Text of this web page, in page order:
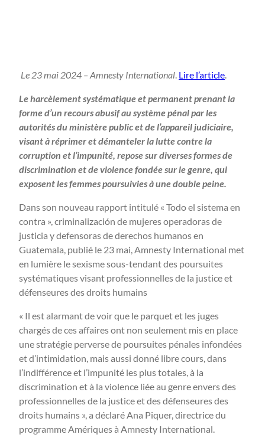
Le 23 mai 2024 – Amnesty International Lire l’article
Le harcèlement systématique et permanent prenant la
forme d’un recours abusif au système pénal par les
autorités du ministère public et de l’appareil judiciaire,
visant à réprimer et démanteler la lutte contre la
corruption et l’impunité, repose sur diverses formes de
discrimination et de violence fondée sur le genre, qui
exposent les femmes poursuivies à une double peine.
Dans son nouveau rapport intitulé « Todo el sistema en
contra », criminalización de mujeres operadoras de
justicia y defensoras de derechos humanos en
Guatemala, publié le 23 mai, Amnesty International met
en lumière le sexisme sous-tendant des poursuites
systématiques visant professionnelles de la justice et
défenseures des droits humains
« Il est alarmant de voir que le parquet et les juges
chargés de ces affaires ont non seulement mis en place
une stratégie perverse de poursuites pénales infondées
et d’intimidation, mais aussi donné libre cours, dans
l’indifférence et l’impunité les plus totales, à la
discrimination et à la violence liée au genre envers des
professionnelles de la justice et des défenseures des
droits humains », a déclaré Ana Piquer, directrice du
programme Amériques à Amnesty International.